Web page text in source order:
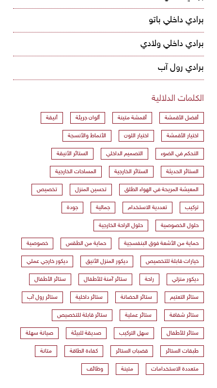
برادي داخلي باتو
برادي داخلي ولادي
برادي رول آب
الكلمات الدلالية
أفضل الأقمشة أقمشة متينة ألوان جريئة أنيقة
اختيار الأقمشة اختيار اللون الأنماط والأنسجة
التحكم في الضوء التصميم الداخلي الستائر الأنيقة
الستائر الحديثة الستائر الخارجية المساحات الخارجية
المعيشة المريحة في الهواء الطلق تحسين المنزل تخصيص
تركيب تعددية الاستخدام جمالية جودة
حلول الخصوصية حلول الراحة الخارجية
حماية من الأشعة فوق البنفسجية حماية من الطقس خصوصية
خيارات قابلة للتخصيص ديكور المنزل الأنيق ديكور خارجي عملي
ديكور منزلي راحة ستائر آمنة للأطفال ستائر الأطفال
ستائر التعتيم ستائر الحضانة ستائر داخلية ستائر رول آب
ستائر شفافة ستائر عملية ستائر قابلة للتخصيص
ستائر للأطفال سهل التركيب صديقة للبيئة صيانة سهلة
طبقات الستائر قضبان الستائر كفاءة الطاقة متانة
متعددة الاستخدامات متينة وظائف